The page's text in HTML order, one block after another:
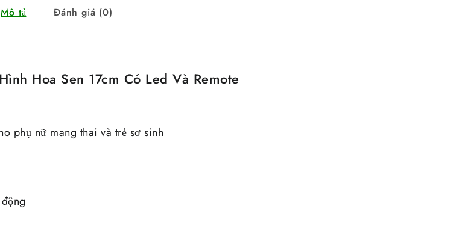
Mô tả Đánh giá (0)
Hoa Sen 17cm Có Led Và Remote
phụ nữ mang thai và trẻ sơ sinh